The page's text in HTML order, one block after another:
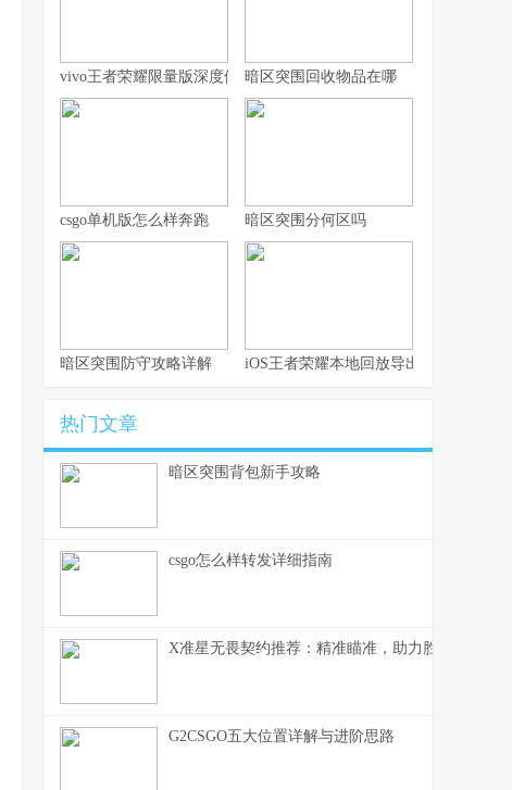
vivo王者荣耀限量版深度体验指南暗区突围回收物品在哪
csgo单机版怎么样奔跑 暗区突围分何区吗
暗区突围防守攻略详解 iOS王者荣耀本地回放导出技巧与玩法
热门文章
暗区突围背包新手攻略
csgo怎么样转发详细指南
X准星无畏契约推荐：精准瞄准，助力胜利
G2CSGO五大位置详解与进阶思路